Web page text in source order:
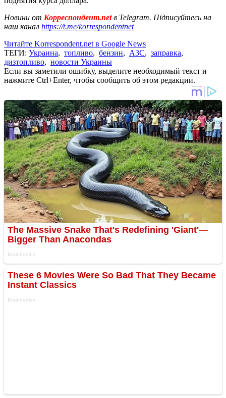
Новини от Корреспондент.netв Telegram. Підписуйтесь на
наш канал https://t.me/korrespondentnet
Читайте Korrespondent.net в Google News
ТЕГИ: Украина, топливо, бензин, АЗС, заправка,
дизтопливо, новости Украины
Если вы заметили ошибку, выделите необходимый текст и
нажмите Ctrl+Enter, чтобы сообщить об этом редакции.